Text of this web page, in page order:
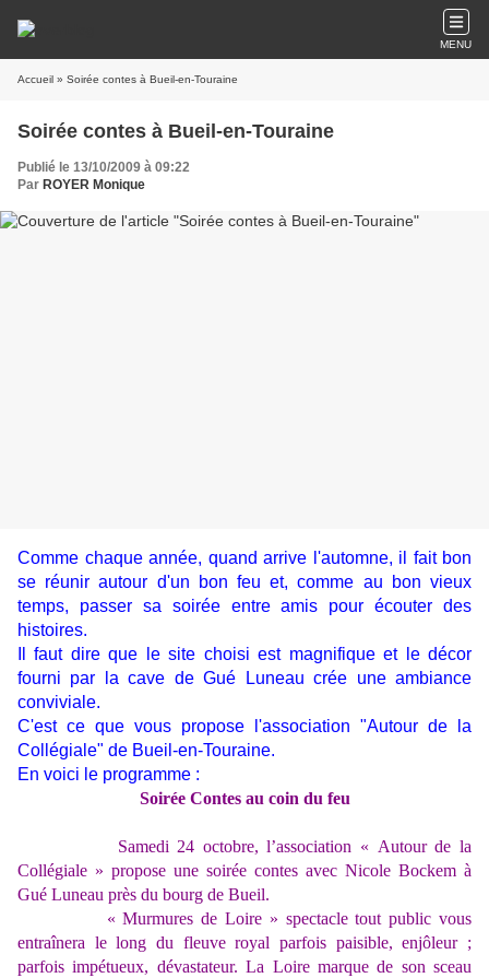
MENU
Accueil » Soirée contes à Bueil-en-Touraine
Soirée contes à Bueil-en-Touraine
Publié le 13/10/2009 à 09:22
Par ROYER Monique
Comme chaque année, quand arrive l'automne, il fait bon
se réunir autour d'un bon feu et, comme au bon vieux
temps, passer sa soirée entre amis pour écouter des
histoires.
Il faut dire que le site choisi est magnifique et le décor
fourni par la cave de Gué Luneau crée une ambiance
conviviale.
C'est ce que vous propose l'association "Autour de la
Collégiale" de Bueil-en-Touraine.
En voici le programme :
Soirée Contes au coin du feu
Samedi 24 octobre, l’association « Autour de la
Collégiale » propose une soirée contes avec Nicole Bockem à
Gué Luneau près du bourg de Bueil.
« Murmures de Loire » spectacle tout public vous
entraînera le long du fleuve royal parfois paisible, enjôleur ;
parfois impétueux, dévastateur. La Loire marque de son sceau